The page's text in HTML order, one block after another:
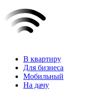
В квартиру
Для бизнеса
Мобильный
На дачу